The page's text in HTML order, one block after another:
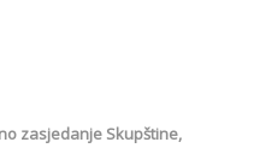
zasjedanje Skupštine,